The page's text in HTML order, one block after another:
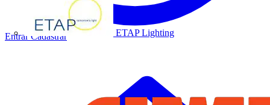
ETAP Lighting
Entrar Cadastrar